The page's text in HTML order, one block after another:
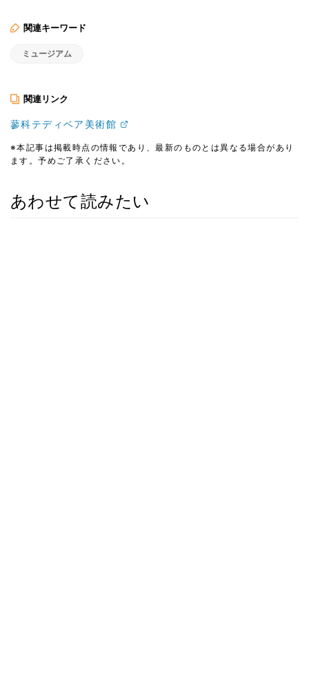
関連キーワード
ミュージアム
関連リンク
蓼科テディベア美術館
※本記事は掲載時点の情報であり、最新のものとは異なる場合があり
ます。予めご了承ください。
あわせて読みたい